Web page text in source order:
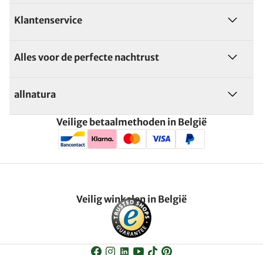
Klantenservice
Alles voor de perfecte nachtrust
allnatura
Veilige betaalmethoden in België
Veilig winkelen in België